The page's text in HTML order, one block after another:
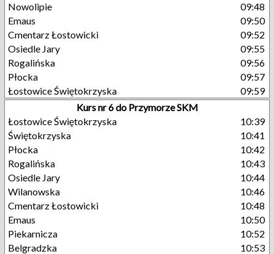
Nowolipie
09:48
Emaus
09:50
Cmentarz Łostowicki
09:52
Osiedle Jary
09:55
Rogalińska
09:56
Płocka
09:57
Łostowice Świętokrzyska
09:59
Kurs nr 6 do Przymorze SKM
Łostowice Świętokrzyska
10:39
Świętokrzyska
10:41
Płocka
10:42
Rogalińska
10:43
Osiedle Jary
10:44
Wilanowska
10:46
Cmentarz Łostowicki
10:48
Emaus
10:50
Piekarnicza
10:52
Belgradzka
10:53